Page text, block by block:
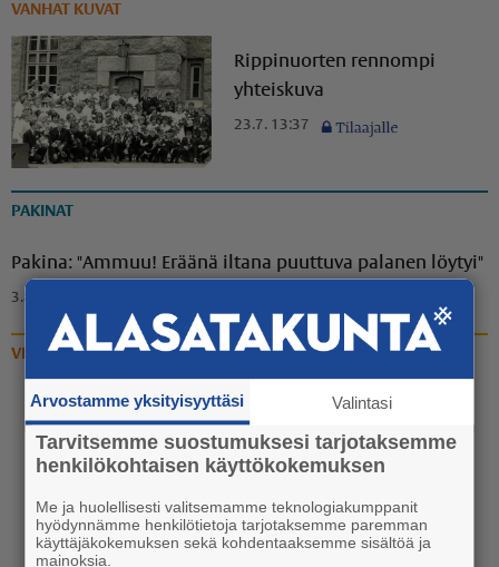
VANHAT KUVAT
Rippinuorten rennompi
yhteiskuva
23.7. 13:37
PAKINAT
Pakina: "Ammuu! Eräänä iltana puuttuva palanen löytyi"
3.8. 18:00
VIDEOT
Video: Vanhan liikuntasalin
katoaminen Euran
koulukeskuksen katukuvasta
20.7. 13:30
Arvostamme yksityisyyttäsi Valintasi
Tarvitsemme suostumuksesi tarjotaksemme
henkilökohtaisen käyttökokemuksen
Me ja huolellisesti valitsemamme teknologiakumppanit
hyödynnämme henkilötietoja tarjotaksemme paremman
käyttäjäkokemuksen sekä kohdentaaksemme sisältöä ja
mainoksia.